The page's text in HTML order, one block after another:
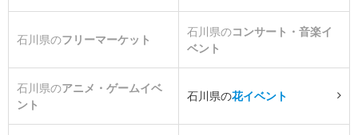
石川県のフリーマーケット
石川県のコンサート・音楽イ
ベント
石川県のアニメ・ゲームイベ
ント
石川県の花イベント